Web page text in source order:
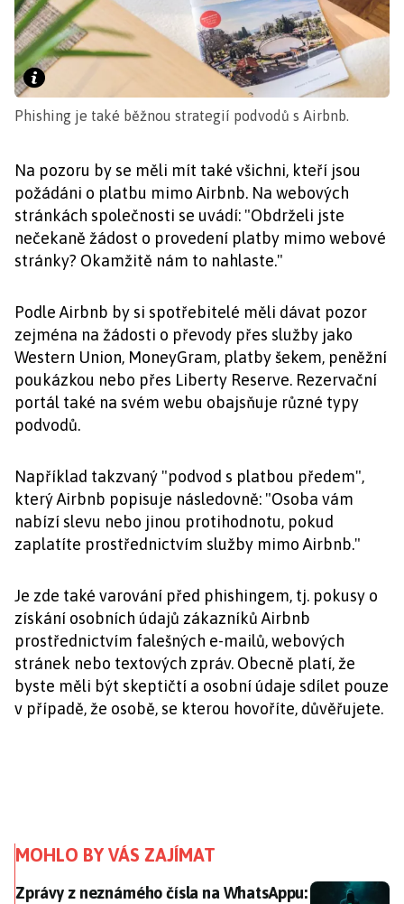
Phishing je také běžnou strategií podvodů s Airbnb.
Na pozoru by se měli mít také všichni, kteří jsou
požádáni o platbu mimo Airbnb. Na webových
stránkách společnosti se uvádí: "Obdrželi jste
nečekaně žádost o provedení platby mimo webové
stránky? Okamžitě nám to nahlaste."
Podle Airbnb by si spotřebitelé měli dávat pozor
zejména na žádosti o převody přes služby jako
Western Union, MoneyGram, platby šekem, peněžní
poukázkou nebo přes Liberty Reserve. Rezervační
portál také na svém webu obajsňuje různé typy
podvodů.
Například takzvaný "podvod s platbou předem",
který Airbnb popisuje následovně: "Osoba vám
nabízí slevu nebo jinou protihodnotu, pokud
zaplatíte prostřednictvím služby mimo Airbnb."
Je zde také varování před phishingem, tj. pokusy o
získání osobních údajů zákazníků Airbnb
prostřednictvím falešných e-mailů, webových
stránek nebo textových zpráv. Obecně platí, že
byste měli být skeptičtí a osobní údaje sdílet pouze
v případě, že osobě, se kterou hovoříte, důvěřujete.
MOHLO BY VÁS ZAJÍMAT
Zprávy z neznámého čísla na WhatsAppu: na co si
Zprávy z neznámého čísla na WhatsAppu: